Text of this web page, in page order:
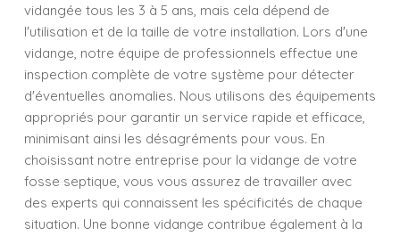
vidangée tous les 3 à 5 ans, mais cela dépend de
l'utilisation et de la taille de votre installation. Lors d'une
vidange, notre équipe de professionnels effectue une
inspection complète de votre système pour détecter
d'éventuelles anomalies. Nous utilisons des équipements
appropriés pour garantir un service rapide et efficace,
minimisant ainsi les désagréments pour vous. En
choisissant notre entreprise pour la vidange de votre
fosse septique, vous vous assurez de travailler avec
des experts qui connaissent les spécificités de chaque
situation. Une bonne vidange contribue également à la